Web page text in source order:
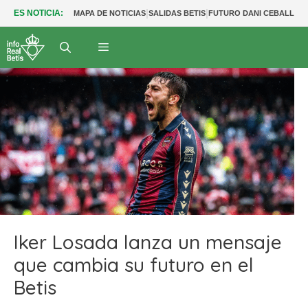
ES NOTICIA: MAPA DE NOTICIAS|SALIDAS BETIS|FUTURO DANI CEBALLOS
Iker Losada lanza un mensaje
que cambia su futuro en el
Betis